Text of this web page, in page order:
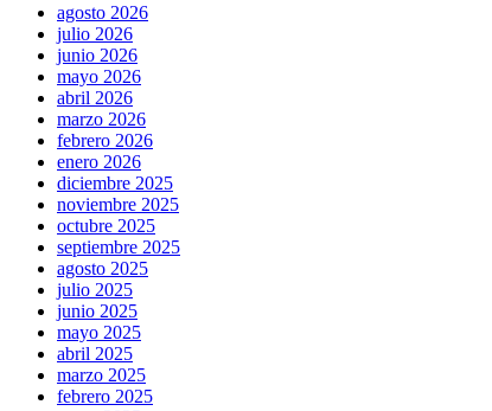
agosto 2026
julio 2026
junio 2026
mayo 2026
abril 2026
marzo 2026
febrero 2026
enero 2026
diciembre 2025
noviembre 2025
octubre 2025
septiembre 2025
agosto 2025
julio 2025
junio 2025
mayo 2025
abril 2025
marzo 2025
febrero 2025